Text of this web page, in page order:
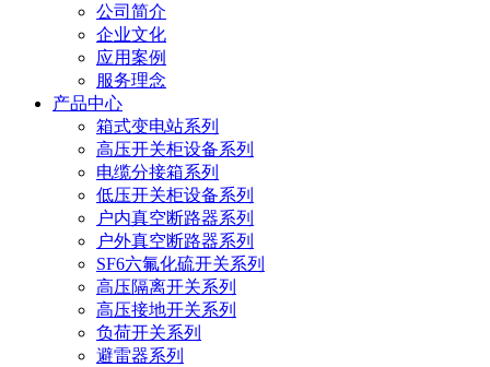
公司简介
企业文化
应用案例
服务理念
产品中心
箱式变电站系列
高压开关柜设备系列
电缆分接箱系列
低压开关柜设备系列
户内真空断路器系列
户外真空断路器系列
SF6六氟化硫开关系列
高压隔离开关系列
高压接地开关系列
负荷开关系列
避雷器系列